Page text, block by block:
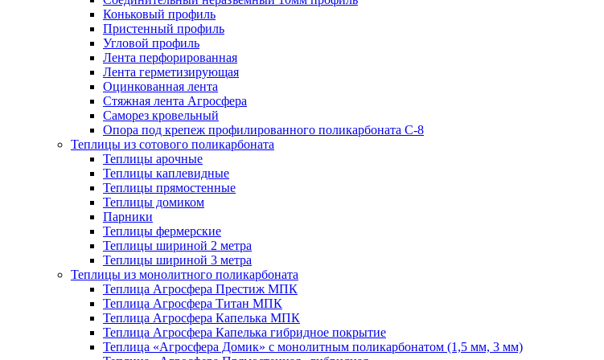
Коньковый профиль
Пристенный профиль
Угловой профиль
Лента перфорированная
Лента герметизирующая
Оцинкованная лента
Стяжная лента Агросфера
Саморез кровельный
Опора под крепеж профилированного поликарбоната С-8
Теплицы из сотового поликарбоната
Теплицы арочные
Теплицы каплевидные
Теплицы прямостенные
Теплицы домиком
Парники
Теплицы фермерские
Теплицы шириной 2 метра
Теплицы шириной 3 метра
Теплицы из монолитного поликарбоната
Теплица Агросфера Престиж МПК
Теплица Агросфера Титан МПК
Теплица Агросфера Капелька МПК
Теплица Агросфера Капелька гибридное покрытие
Теплица «Агросфера Домик» с монолитным поликарбонатом (1,5 мм, 3 мм)